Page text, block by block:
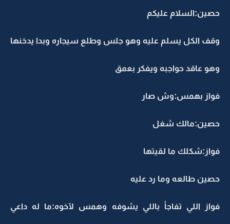
حصين:السلام عليكم
وقف الكل يسلم عليه وهو جلس وطلع سيجاره وبدا يدخنها
وهو عاقد حواجبه ويفكر بعمق
فواز بهمس:وش صار
حصين:مالك شغل
فواز:شكلك ما لقيتها
حصين طالعه وما رد عليه
فواز اللي تفاجأ باللي يشوفه وهمس لآخوه:ما له داعي